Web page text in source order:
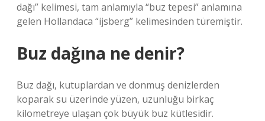
dağı” kelimesi, tam anlamıyla “buz tepesi” anlamına
gelen Hollandaca “ijsberg” kelimesinden türemiştir.
Buz dağına ne denir?
Buz dağı, kutuplardan ve donmuş denizlerden
koparak su üzerinde yüzen, uzunluğu birkaç
kilometreye ulaşan çok büyük buz kütlesidir.